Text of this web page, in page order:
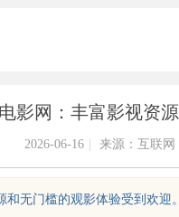
影网：丰富影视资
2026-06-16 来源：互联网
和无门槛的观影体验受到欢